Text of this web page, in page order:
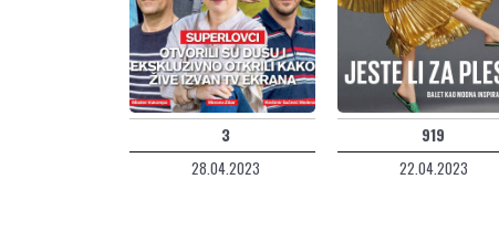
3
28.04.2023
919
22.04.2023